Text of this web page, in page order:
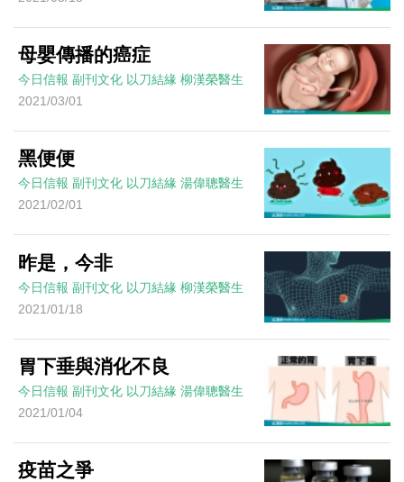
母嬰傳播的癌症
今日信報 副刊文化 以刀結緣 柳漢榮醫生
2021/03/01
黑便便
今日信報 副刊文化 以刀結緣 湯偉聰醫生
2021/02/01
昨是，今非
今日信報 副刊文化 以刀結緣 柳漢榮醫生
2021/01/18
胃下垂與消化不良
今日信報 副刊文化 以刀結緣 湯偉聰醫生
2021/01/04
疫苗之爭